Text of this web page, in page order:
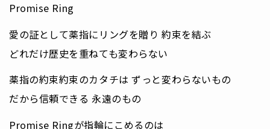
Promise Ring
愛の証として薬指にリングを贈り 約束を結ぶ
どれだけ歴史を重ねても変わらない
薬指の約束約束のカタチは ずっと変わらないもの
だから信頼できる 永遠のもの
Promise Ringが指輪にこめるのは